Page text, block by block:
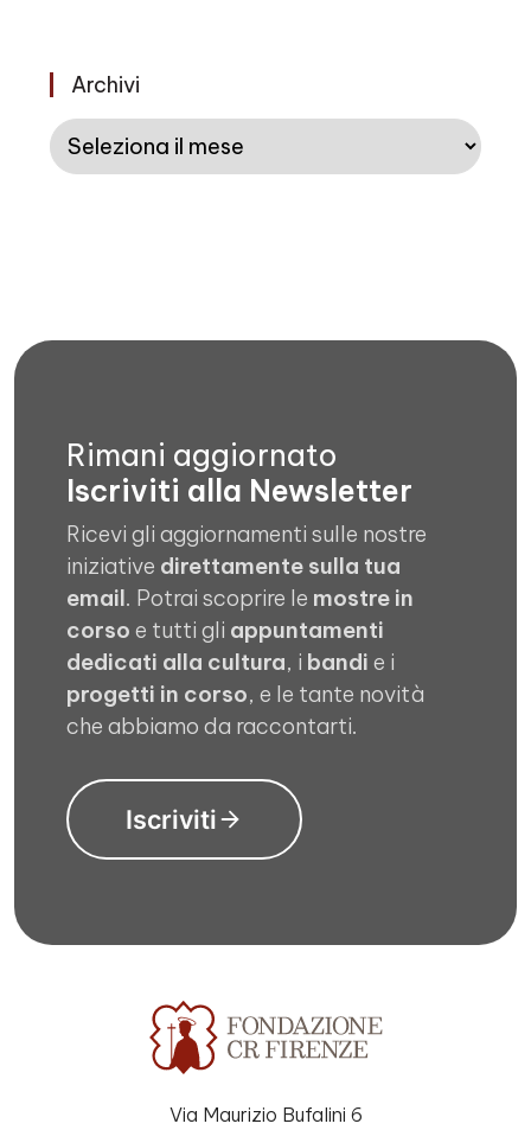
Archivi
Archivi
Rimani aggiornato
Iscriviti alla Newsletter
Ricevi gli aggiornamenti sulle nostre
iniziative direttamente sulla tua
email. Potrai scoprire le mostre in
corso e tutti gli appuntamenti
dedicati alla cultura, i bandi e i
progetti in corso, e le tante novità
che abbiamo da raccontarti.
Iscriviti
Via Maurizio Bufalini 6